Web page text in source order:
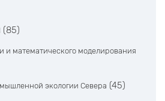
(85)
и математического моделирования
экологии Севера (45)